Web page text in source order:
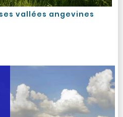
vallées angevines